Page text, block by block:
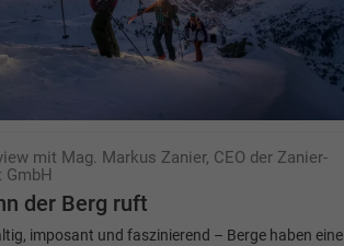
mit Mag. Markus Zanier, CEO der Zanier-
GmbH
der Berg ruft
imposant und faszinierend – Berge haben eine